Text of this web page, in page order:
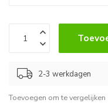
2-3 werkdagen
Toevoegen om te vergelijken